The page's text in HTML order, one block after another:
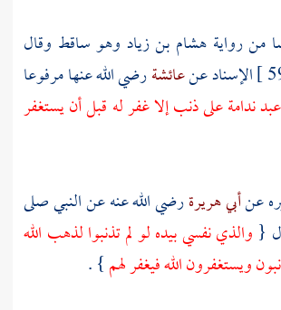
من رواية هشام بن زياد وهو ساقط وقال
الإسناد عنعائشةرضي الله عنها مرفوعا
ندامة على ذنب إلا غفر له قبل أن يستغفر
عنأبي هريرةرضي الله عنه عن النبي صلى
{ والذي نفسي بيده لو لم تذنبوا لذهب الله
ويستغفرون الله فيغفر لهم} .